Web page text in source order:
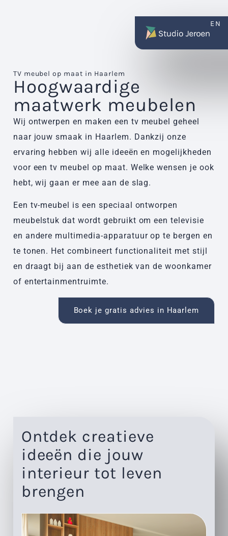
EN
TV meubel op maat in Haarlem
Hoogwaardige
maatwerk meubelen
Wij ontwerpen en maken een tv meubel geheel
naar jouw smaak in Haarlem. Dankzij onze
ervaring hebben wij alle ideeën en mogelijkheden
voor een tv meubel op maat. Welke wensen je ook
hebt, wij gaan er mee aan de slag.
Een tv-meubel is een speciaal ontworpen
meubelstuk dat wordt gebruikt om een televisie
en andere multimedia-apparatuur op te bergen en
te tonen. Het combineert functionaliteit met stijl
en draagt bij aan de esthetiek van de woonkamer
of entertainmentruimte.
Boek je gratis advies in Haarlem
Ontdek creatieve
ideeën die jouw
interieur tot leven
brengen